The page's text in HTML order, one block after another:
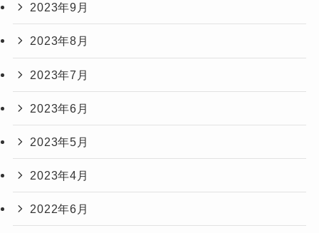
2023年9月
2023年8月
2023年7月
2023年6月
2023年5月
2023年4月
2022年6月